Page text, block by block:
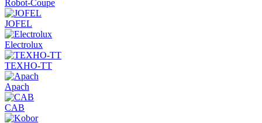
Robot-Coupe
JOFEL
Electrolux
ТЕХНО-ТТ
Apach
CAB